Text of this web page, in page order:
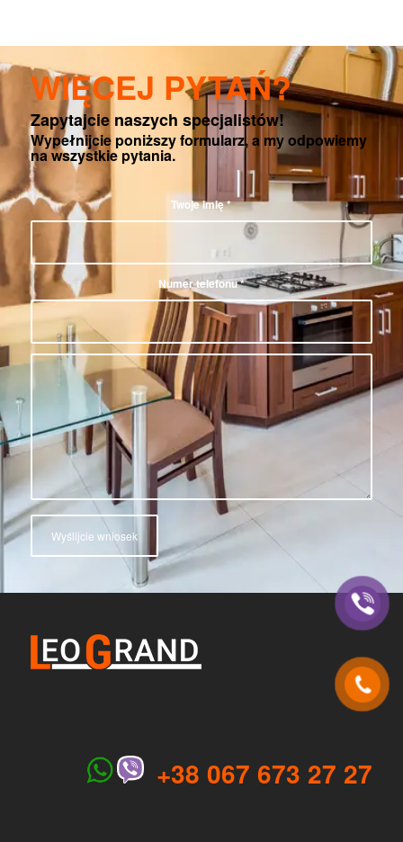
WIĘCEJ PYTAŃ?
Zapytajcie naszych specjalistów!
Wypełnijcie poniższy formularz, a my odpowiemy
na wszystkie pytania.
Twoje imię*
Numer telefonu*
+38 067 673 27 27